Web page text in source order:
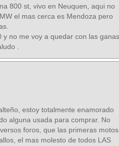
800 st, vivo en Neuquen, aqui no
el mas cerca es Mendoza pero
y no me voy a quedar con las ganas
.
estoy totalmente enamorado
alguna usada para comprar. No
foros, que las primeras motos
el mas molesto de todos LAS